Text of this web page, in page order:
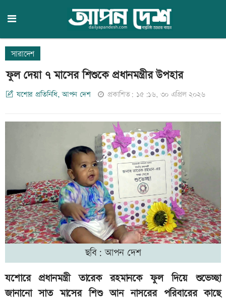
সারাদেশ
ফুল দেয়া ৭ মাসের শিশুকে প্রধানমন্ত্রীর উপহার
যশোর প্রতিনিধি, আপন দেশ প্রকাশিত: ১৫:১৬, ৩০ এপ্রিল ২০২৬
ছবি: আপন দেশ
যশোরে প্রধানমন্ত্রী তারেক রহমানকে ফুল দিয়ে শুভেচ্ছা
জানানো সাত মাসের শিশু আন নাসরের পরিবারের কাছে